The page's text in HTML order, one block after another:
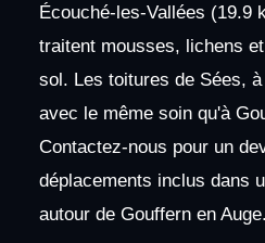
Écouché-les-Vallées (19.9
traitent mousses, lichens
sol. Les toitures de Sées,
avec le même soin qu'à
Contactez-nous pour un
déplacements inclus dans
autour de Gouffern en Auge.